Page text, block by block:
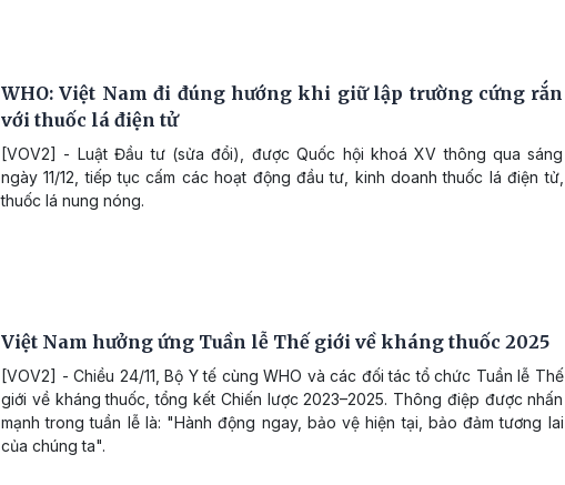
WHO: Việt Nam đi đúng hướng khi giữ lập trường cứng rắn
với thuốc lá điện tử
[VOV2] - Luật Đầu tư (sửa đổi), được Quốc hội khoá XV thông qua sáng
ngày 11/12, tiếp tục cấm các hoạt động đầu tư, kinh doanh thuốc lá điện tử,
thuốc lá nung nóng.
Việt Nam hưởng ứng Tuần lễ Thế giới về kháng thuốc 2025
[VOV2] - Chiều 24/11, Bộ Y tế cùng WHO và các đối tác tổ chức Tuần lễ Thế
giới về kháng thuốc, tổng kết Chiến lược 2023–2025. Thông điệp được nhấn
mạnh trong tuần lễ là: "Hành động ngay, bảo vệ hiện tại, bảo đảm tương lai
của chúng ta".